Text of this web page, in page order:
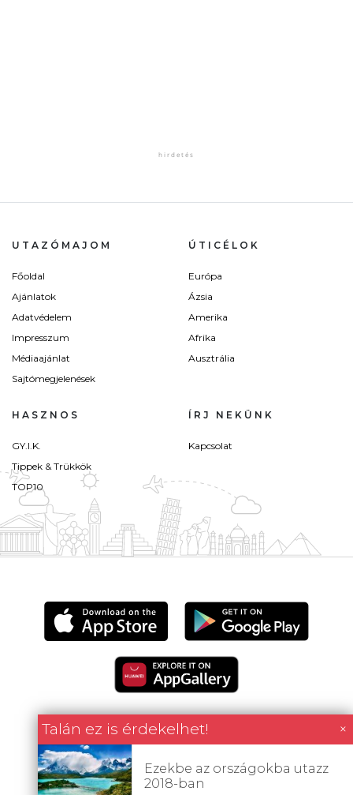
Talán ez is érdekelhet! ×
Ezekbe az országokba utazz
2018-ban
UTAZÓMAJOM
Főoldal
Ajánlatok
Adatvédelem
Impresszum
Médiaajánlat
Sajtómegjelenések
ÚTICÉLOK
Európa
Ázsia
Amerika
Afrika
Ausztrália
HASZNOS
GY.I.K.
Tippek & Trükkök
TOP10
ÍRJ NEKÜNK
Kapcsolat
Minden tartalom jogvédett © 2026 Utazómajom.